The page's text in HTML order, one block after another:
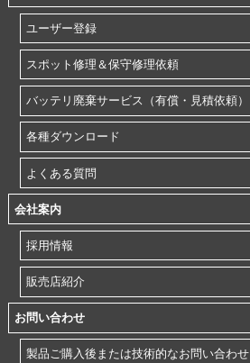
ユーザー登録
スポット修理＆保守修理依頼
バッテリ廃棄サービス（有償・見積依頼）
各種ダウンロード
よくある質問
会社案内
採用情報
販売店紹介
お問い合わせ
製品ご購入後または技術的なお問い合わせ